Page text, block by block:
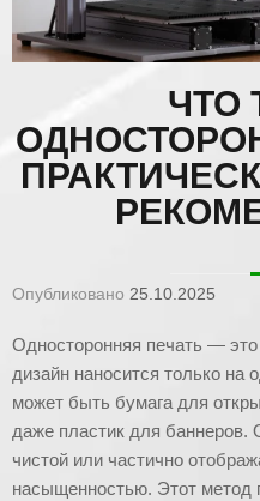
ЧТО
Опубликовано 25.10.2025
Односторонняя печать — это
дизайн наносится только на
может быть бумага для
даже пластик для баннеров.
чистой или частично
насыщенностью. Этот метод